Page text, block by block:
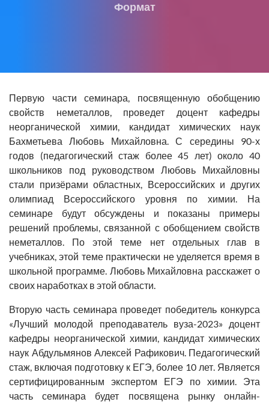
Формат
Первую части семинара, посвященную обобщению
свойств неметаллов, проведет доцент кафедры
неорганической химии, кандидат химических наук
Бахметьева Любовь Михайловна. С середины 90-х
годов (педагогический стаж более 45 лет) около 40
школьников под руководством Любовь Михайловны
стали призёрами областных, Всероссийских и других
олимпиад Всероссийского уровня по химии. На
семинаре будут обсуждены и показаны примеры
решений проблемы, связанной с обобщением свойств
неметаллов. По этой теме нет отдельных глав в
учебниках, этой теме практически не уделяется время в
школьной программе. Любовь Михайловна расскажет о
своих наработках в этой области.
Вторую часть семинара проведет победитель конкурса
«Лучший молодой преподаватель вуза-2023» доцент
кафедры неорганической химии, кандидат химических
наук Абдульмянов Алексей Рафикович. Педагогический
стаж, включая подготовку к ЕГЭ, более 10 лет. Является
сертифицированным экспертом ЕГЭ по химии. Эта
часть семинара будет посвящена рынку онлайн-